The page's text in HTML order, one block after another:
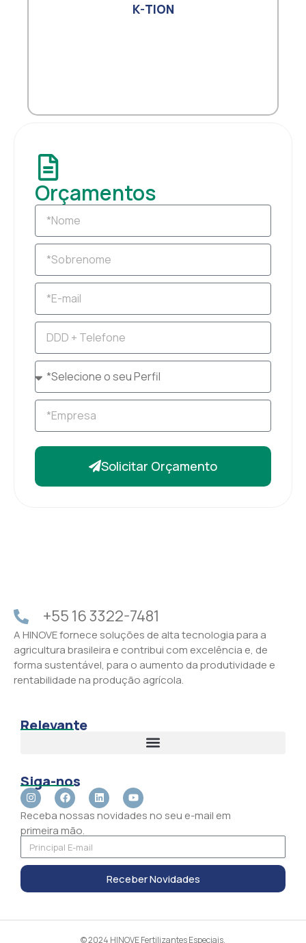
K-TION
Orçamentos
Solicitar Orçamento
+55 16 3322-7481
A HINOVE fornece soluções de alta tecnologia para a
agricultura brasileira e contribui com excelência e, de
forma sustentável, para o aumento da produtividade e
rentabilidade na produção agrícola.
Relevante
Siga-nos
Receba nossas novidades no seu e-mail em
primeira mão.
Receber Novidades
© 2024 HINOVE Fertilizantes Especiais.